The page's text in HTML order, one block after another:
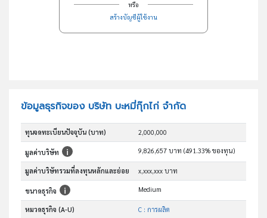
หรือ
สร้างบัญชีผู้ใช้งาน
ข้อมูลธุรกิจของ บริษัท บะหมี่กุ๊กไก่ จำกัด
ทุนจดทะเบียนปัจจุบัน (บาท) 2,000,000
มูลค่าบริษัท 9,826,657 บาท (491.33% ของทุน)
มูลค่าบริษัทรวมที่ลงทุนหลักและย่อย x,xxx,xxx บาท
ขนาดธุรกิจ Medium
หมวดธุรกิจ (A-U) C : การผลิต